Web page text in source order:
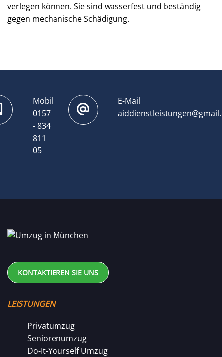
verlegen können. Sie sind wasserfest und beständig
gegen mechanische Schädigung.
Mobil
0157
- 834
811
05
E-Mail
KONTAKTIEREN SIE UNS
LEISTUNGEN
Privatumzug
Seniorenumzug
Do-It-Yourself Umzug